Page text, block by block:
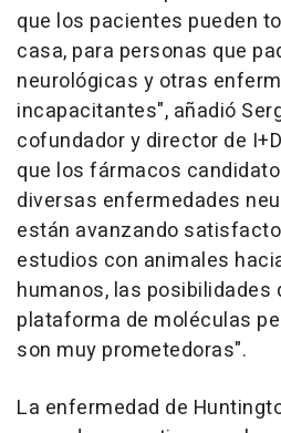
que los pacientes pueden
casa, para personas que
neurológicas y otras
incapacitantes", añadió
cofundador y director de
que los fármacos
diversas enfermedades
están avanzando
estudios con animales
humanos, las posibilidades
plataforma de moléculas
son muy prometedoras".
La enfermedad de